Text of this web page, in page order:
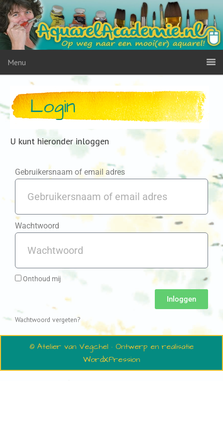
Menu
Login
U kunt hieronder inloggen
Gebruikersnaam of email adres
Wachtwoord
Onthoud mij
Inloggen
Wachtwoord vergeten?
© Atelier van Vegchel · Ontwerp en realisatie
WordXPression